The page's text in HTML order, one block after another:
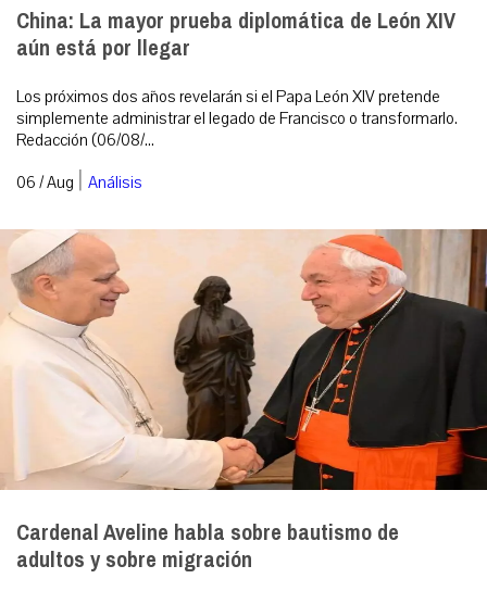
China: La mayor prueba diplomática de León XIV
aún está por llegar
Los próximos dos años revelarán si el Papa León XIV pretende
simplemente administrar el legado de Francisco o transformarlo.
Redacción (06/08/...
06 / Aug | Análisis
Cardenal Aveline habla sobre bautismo de
adultos y sobre migración